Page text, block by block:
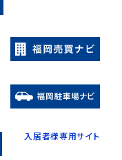
入居者様専用サイト